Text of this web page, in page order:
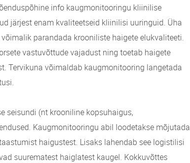
info kaugmonitooringu kliinilise
järjest enam kvaliteetseid kliinilisi uuringuid. Üha
parandada krooniliste haigete elukvaliteeti.
vastuvõttude vajadust ning toetab haigete
Tervikuna võimaldab kaugmonitooring langetada
seisundi (nt krooniline kopsuhaigus,
Kaugmonitooringu abil loodetakse mõjutada
haigustest. Lisaks lahendab see logistilisi
suurematest haiglatest kaugel. Kokkuvõttes